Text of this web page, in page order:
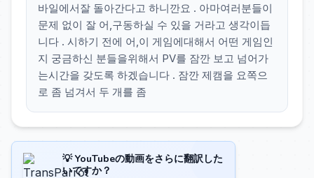
바일에서잘 돌아간다고 하니깐요 . 아마여러분들이
문제 없이 잘 어,구동하실 수 있을 거라고 생각이듭
니다 . 시하기 전에 어,이 게임에대해서 어떤 게임인
지 궁금하신 분들을위해서 PV를 잠깐 보고 넘어가
는시간을 갖도록 하겠습니다 . 잠깐 제캠을 요쪽으
로 좀 넘겨서 두 개를 좀
💡 YouTubeの動画をさらに翻訳した
いですか？